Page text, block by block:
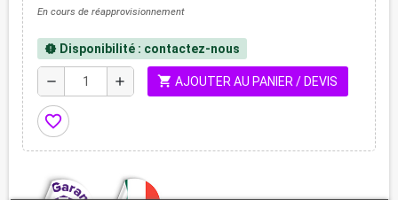
En cours de réapprovisionnement
new_releases Disponibilité : contactez-nous
remove add shopping_cart AJOUTER AU PANIER / DEVIS
favorite_border